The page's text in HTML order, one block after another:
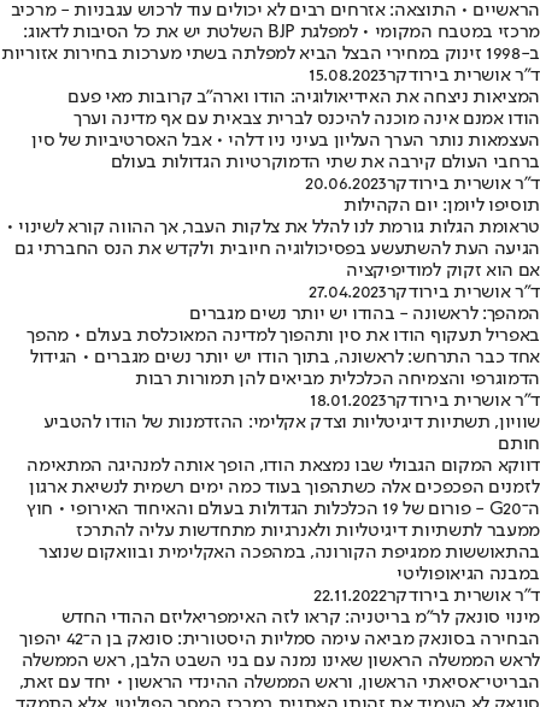
הראשיים • התוצאה: אזרחים רבים לא יכולים עוד לרכוש עגבניות - מרכיב
מרכזי במטבח המקומי • למפלגת BJP השלטת יש את כל הסיבות לדאוג:
ב-1998 זינוק במחירי הבצל הביא למפלתה בשתי מערכות בחירות אזוריות
ד"ר אושרית בירודקר15.08.2023
המציאות ניצחה את האידיאולוגיה: הודו וארה"ב קרובות מאי פעם
הודו אמנם אינה מוכנה להיכנס לברית צבאית עם אף מדינה וערך
העצמאות נותר הערך העליון בעיני ניו דלהי • אבל האסרטיביות של סין
ברחבי העולם קירבה את שתי הדמוקרטיות הגדולות בעולם
ד"ר אושרית בירודקר20.06.2023
תוסיפו ליומן: יום הקהילות
טראומת הגלות גורמת לנו להלל את צלקות העבר, אך ההווה קורא לשינוי •
הגיעה העת להשתעשע בפסיכולוגיה חיובית ולקדש את הנס החברתי גם
אם הוא זקוק למודיפיקציה
ד"ר אושרית בירודקר27.04.2023
המהפך: לראשונה - בהודו יש יותר נשים מגברים
באפריל תעקוף הודו את סין ותהפוך למדינה המאוכלסת בעולם • מהפך
אחד כבר התרחש: לראשונה, בתוך הודו יש יותר נשים מגברים • הגידול
הדמוגרפי והצמיחה הכלכלית מביאים להן תמורות רבות
ד"ר אושרית בירודקר18.01.2023
שוויון, תשתיות דיגיטליות וצדק אקלימי: ההזדמנות של הודו להטביע
חותם
דווקא המקום הגבולי שבו נמצאת הודו, הופך אותה למנהיגה המתאימה
לזמנים הפכפכים אלה כשתהפוך בעוד כמה ימים רשמית לנשיאת ארגון
ה־G20 - פורום של 19 הכלכלות הגדולות בעולם והאיחוד האירופי • חוץ
ממעבר לתשתיות דיגיטליות ולאנרגיות מתחדשות עליה להתרכז
בהתאוששות ממגיפת הקורונה, במהפכה האקלימית ובוואקום שנוצר
במבנה הגיאופוליטי
ד"ר אושרית בירודקר22.11.2022
מינוי סונאק לר"מ בריטניה: קראו לזה האימפריאליזם ההודי החדש
הבחירה בסונאק מביאה עימה סמליות היסטורית: סונאק בן ה־42 יהפוך
לראש הממשלה הראשון שאינו נמנה עם בני השבט הלבן, ראש הממשלה
הבריטי־אסיאתי הראשון, וראש הממשלה ההינדי הראשון • יחד עם זאת,